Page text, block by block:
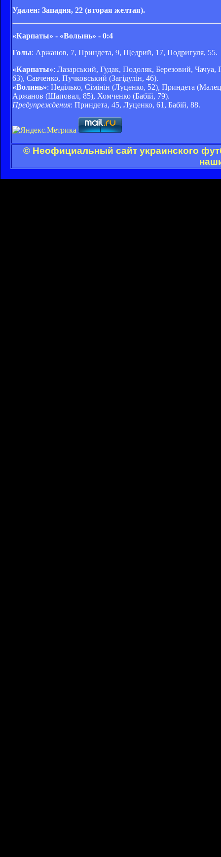
Удален: Западня, 22 (вторая желтая).
«Карпаты» - «Волынь» - 0:4
Голы: Аржанов, 7, Приндета, 9, Щедрий, 17, Подригуля, 55.
«Карпаты»: Лазарський, Гудак, Подоляк, Березовий,
63), Савченко, Пучковський (Загідулін, 46).
«Волинь»: Неділько, Сімінін (Луценко, 52), Приндета
Аржанов (Шаповал, 85), Хомченко (Бабій, 79).
Предупреждения: Приндета, 45, Луценко, 61, Бабій, 88.
© Неофициальный сайт украинского